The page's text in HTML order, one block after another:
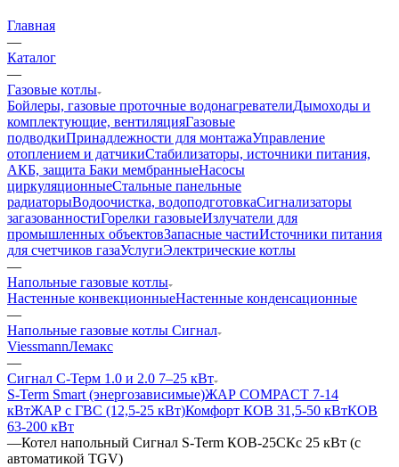
Главная
—
Каталог
—
Газовые котлы
Бойлеры, газовые проточные водонагревателиДымоходы и
комплектующие, вентиляцияГазовые
подводкиПринадлежности для монтажаУправление
отоплением и датчикиСтабилизаторы, источники питания,
АКБ, защита Баки мембранныеНасосы
циркуляционныеСтальные панельные
радиаторыВодоочистка, водоподготовкаСигнализаторы
загазованностиГорелки газовыеИзлучатели для
промышленных объектовЗапасные частиИсточники питания
для счетчиков газаУслугиЭлектрические котлы
—
Напольные газовые котлы
Настенные конвекционныеНастенные конденсационные
—
Напольные газовые котлы Сигнал
ViessmannЛемакс
—
Сигнал С-Терм 1.0 и 2.0 7–25 кВт
S-Term Smart (энергозависимые)ЖАР COMPACT 7-14
кВтЖАР с ГВС (12,5-25 кВт)Комфорт КОВ 31,5-50 кВтКОВ
63-200 кВт
—Котел напольный Сигнал S-Term КОВ-25СКс 25 кВт (с
автоматикой TGV)